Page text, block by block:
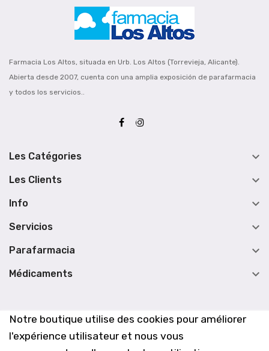
Notre boutique utilise des cookies pour améliorer
l'expérience utilisateur et nous vous
Farmacia Los Altos, situada en Urb. Los Altos (Torrevieja, Alicante).
Abierta desde 2007, cuenta con una amplia exposición de parafarmacia
y todos los servicios..
Les Catégories 
Les Clients 
Info 
Servicios 
Parafarmacia 
Médicaments 